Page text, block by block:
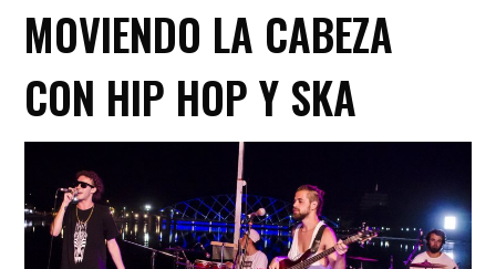
MOVIENDO LA CABEZA
CON HIP HOP Y SKA